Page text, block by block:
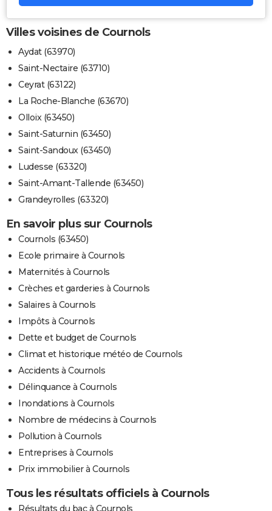
Villes voisines de Cournols
Aydat (63970)
Saint-Nectaire (63710)
Ceyrat (63122)
La Roche-Blanche (63670)
Olloix (63450)
Saint-Saturnin (63450)
Saint-Sandoux (63450)
Ludesse (63320)
Saint-Amant-Tallende (63450)
Grandeyrolles (63320)
En savoir plus sur Cournols
Cournols (63450)
Ecole primaire à Cournols
Maternités à Cournols
Crèches et garderies à Cournols
Salaires à Cournols
Impôts à Cournols
Dette et budget de Cournols
Climat et historique météo de Cournols
Accidents à Cournols
Délinquance à Cournols
Inondations à Cournols
Nombre de médecins à Cournols
Pollution à Cournols
Entreprises à Cournols
Prix immobilier à Cournols
Tous les résultats officiels à Cournols
Résultats du bac à Cournols